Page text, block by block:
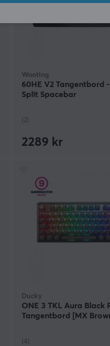
Wooting
60HE V2 Tangentbord
Split Spacebar
(2)
2289 kr
Ducky
ONE 3 TKL Aura Black
Tangentbord [MX
(4)